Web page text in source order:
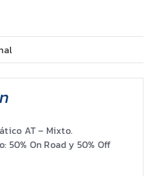
AT – Mixto.
50% On Road y 50% Off